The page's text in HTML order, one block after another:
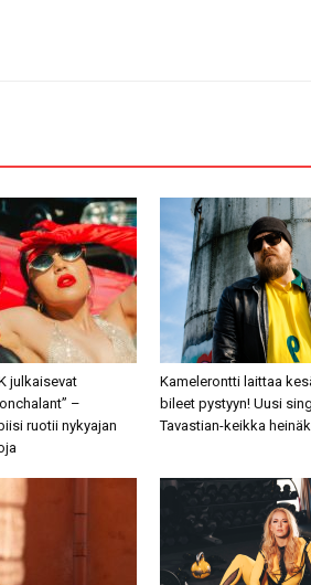
julkaisevat
–
ruotii nykyajan
Kamelerontti laittaa
bileet pystyyn! Uusi
Tavastian-keikka